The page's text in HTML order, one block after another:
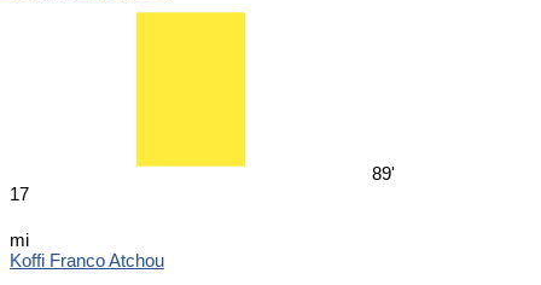
89'
17
mi
Koffi Franco Atchou